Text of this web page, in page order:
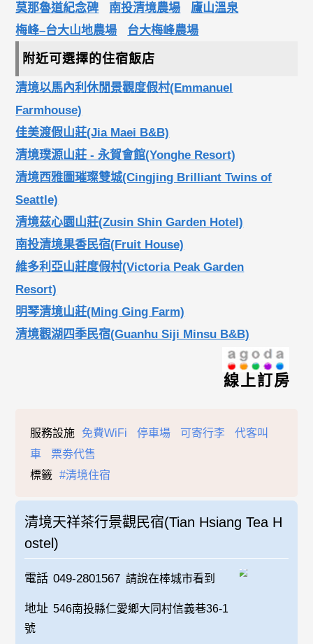
莫那魯道紀念碑
南投清境農場
廬山溫泉
梅峰–台大山地農場
台大梅峰農場
附近可選擇的住宿飯店
清境以馬內利休閒景觀度假村(Emmanuel
Farmhouse)
佳美渡假山莊(Jia Maei B&B)
清境璞源山莊 - 永賀會館(Yonghe Resort)
清境西雅圖璀璨雙城(Cingjing Brilliant Twins of
Seattle)
清境茲心園山莊(Zusin Shin Garden Hotel)
南投清境果香民宿(Fruit House)
維多利亞山莊度假村(Victoria Peak Garden
Resort)
明琴清境山莊(Ming Ging Farm)
清境觀湖四季民宿(Guanhu Siji Minsu B&B)
線上訂房
服務設施 免費WiFi 停車場 可寄行李
代客叫
車
票劵代售
標籤
#清境住宿
清境天祥茶行景觀民宿(Tian Hsiang Tea H
ostel)
電話 049-2801567 請說在棒城市看到
地址 546南投縣仁愛鄉大同村信義巷36-1
號